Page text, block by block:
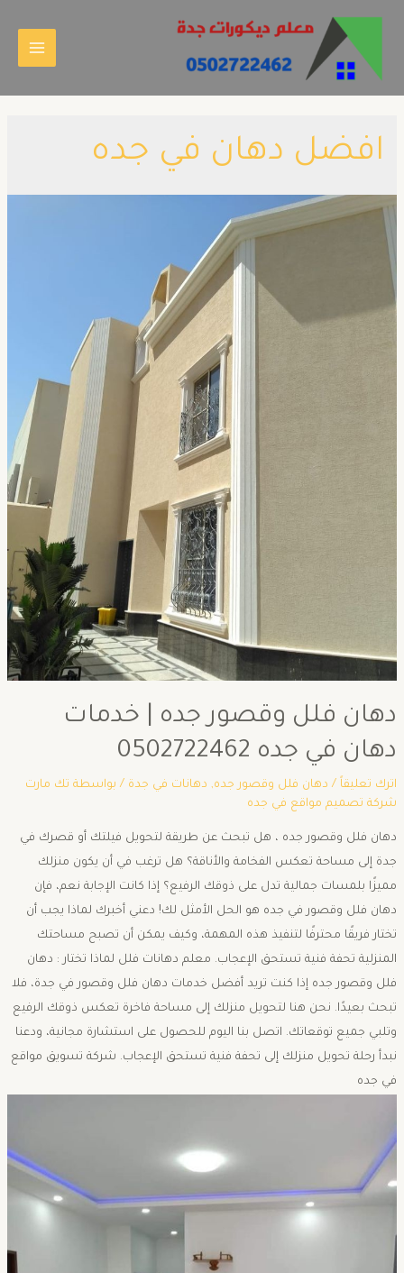
افضل دهان في جده
دهان فلل وقصور جده | خدمات
دهان في جده 0502722462
اترك تعليقاً / دهان فلل وقصور جده, دهانات في جدة / بواسطة تك مارت
شركة تصميم مواقع في جده
دهان فلل وقصور جده ، هل تبحث عن طريقة لتحويل فيلتك أو قصرك في
جدة إلى مساحة تعكس الفخامة والأناقة؟ هل ترغب في أن يكون منزلك
مميزًا بلمسات جمالية تدل على ذوقك الرفيع؟ إذا كانت الإجابة نعم، فإن
دهان فلل وقصور في جده هو الحل الأمثل لك! دعني أخبرك لماذا يجب أن
تختار فريقًا محترفًا لتنفيذ هذه المهمة، وكيف يمكن أن تصبح مساحتك
المنزلية تحفة فنية تستحق الإعجاب. معلم دهانات فلل لماذا تختار : دهان
فلل وقصور جده إذا كنت تريد أفضل خدمات دهان فلل وقصور في جدة، فلا
تبحث بعيدًا. نحن هنا لتحويل منزلك إلى مساحة فاخرة تعكس ذوقك الرفيع
وتلبي جميع توقعاتك. اتصل بنا اليوم للحصول على استشارة مجانية، ودعنا
نبدأ رحلة تحويل منزلك إلى تحفة فنية تستحق الإعجاب. شركة تسويق مواقع
في جده